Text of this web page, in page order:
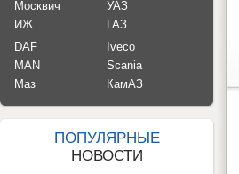
Москвич
УАЗ
ИЖ
ГАЗ
DAF
Iveco
MAN
Scania
Маз
КамАЗ
ПОПУЛЯРНЫЕ
НОВОСТИ